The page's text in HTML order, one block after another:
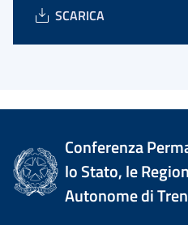
SCARICA
Conferenza
lo Stato, le
Autonome di